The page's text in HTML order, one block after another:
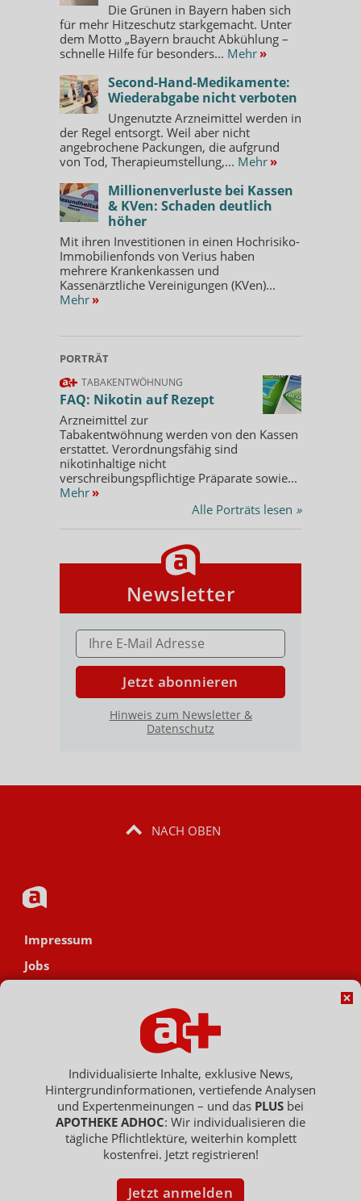
Die Grünen in Bayern haben sich
für mehr Hitzeschutz starkgemacht. Unter
dem Motto „Bayern braucht Abkühlung –
schnelle Hilfe für besonders... Mehr »
Second-Hand-Medikamente:
Wiederabgabe nicht verboten
Ungenutzte Arzneimittel werden in
der Regel entsorgt. Weil aber nicht
angebrochene Packungen, die aufgrund
von Tod, Therapieumstellung,... Mehr »
Millionenverluste bei Kassen
& KVen: Schaden deutlich
höher
Mit ihren Investitionen in einen Hochrisiko-
Immobilienfonds von Verius haben
mehrere Krankenkassen und
Kassenärztliche Vereinigungen (KVen)...
Mehr »
PORTRÄT
TABAKENTWÖHNUNG
FAQ: Nikotin auf Rezept
Arzneimittel zur
Tabakentwöhnung werden von den Kassen
erstattet. Verordnungsfähig sind
nikotinhaltige nicht
verschreibungspflichtige Präparate sowie...
Mehr »
Alle Porträts lesen »
Newsletter
E-MAIL ADRESSE
Jetzt abonnieren
Hinweis zum Newsletter &
Datenschutz
NACH OBEN
Impressum
Jobs
Hinweisgebersystem
Vertrag widerrufen
Copyright © 2007 - 2026 , APOTHEKE ADHOC ist ein Dienst der ELPATO
Geschäftsführer: Patrick Hollstein, Thomas Bellartz / Amtsgericht Berlin
Individualisierte Inhalte, exklusive News,
Hintergrundinformationen, vertiefende Analysen
und Expertenmeinungen – und das PLUS bei
APOTHEKE ADHOC: Wir individualisieren die
tägliche Pflichtlektüre, weiterhin komplett
kostenfrei. Jetzt registrieren!
Jetzt anmelden